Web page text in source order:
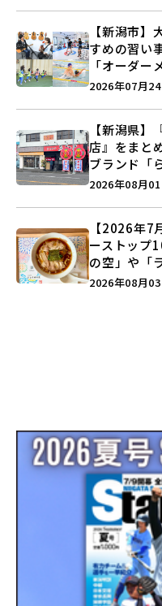
【新潟市
すめの習い
「オーダ
キックボク
2026年07月24
【新潟県
店』をまと
ブランド「
しょうがの
2026年08月01
【2026年7
ーストップ
の空」や「
注目記事を
2026年08月03